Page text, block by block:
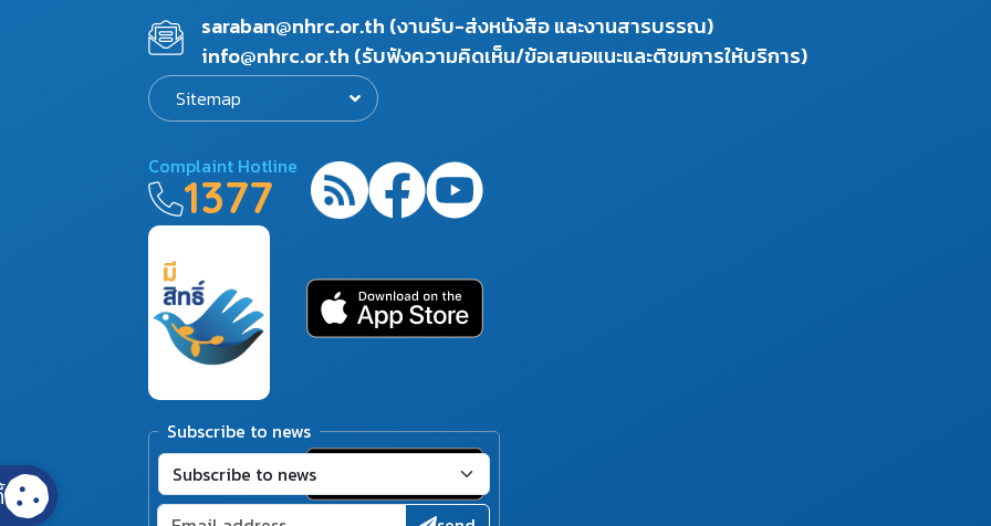
saraban@nhrc.or.th (งานรับ-ส่งหนังสือ และงานสารบรรณ)
info@nhrc.or.th (รับฟังความคิดเห็น/ข้อเสนอแนะและติชมการให้บริการ)
Sitemap
Complaint Hotline
1377
Subscribe to news